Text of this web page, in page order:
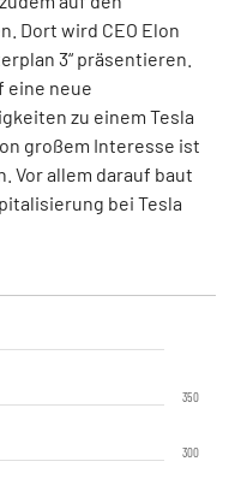
Dort wird CEO Elon
3“ präsentieren.
eine neue
zu einem Tesla
großem Interesse ist
Vor allem darauf baut
bei Tesla
300
350